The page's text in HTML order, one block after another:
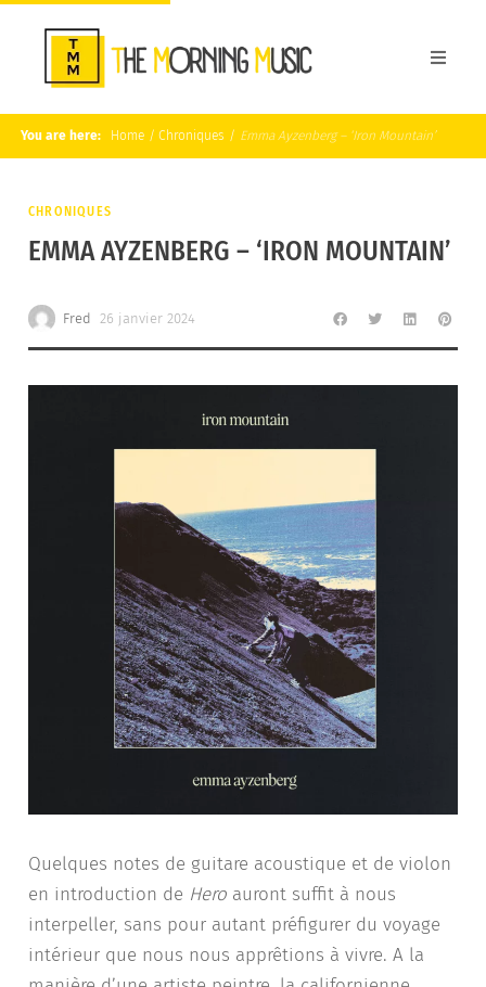
You are here: Home / Chroniques / Emma Ayzenberg – ‘Iron Mountain’
CHRONIQUES
EMMA AYZENBERG – ‘IRON MOUNTAIN’
Fred 26 janvier 2024
Quelques notes de guitare acoustique et de violon
en introduction de Hero auront suffit à nous
interpeller, sans pour autant préfigurer du voyage
intérieur que nous nous apprêtions à vivre. A la